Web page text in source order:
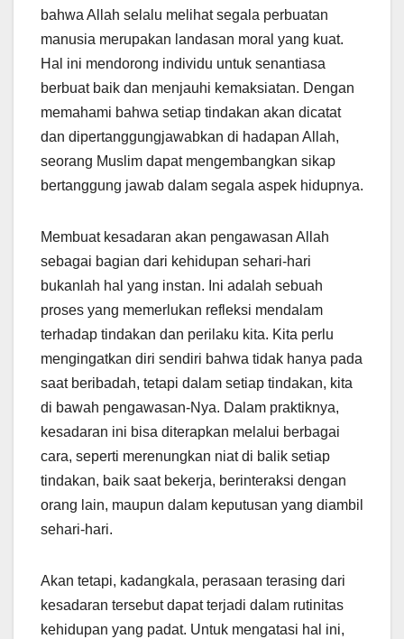
bahwa Allah selalu melihat segala perbuatan
manusia merupakan landasan moral yang kuat.
Hal ini mendorong individu untuk senantiasa
berbuat baik dan menjauhi kemaksiatan. Dengan
memahami bahwa setiap tindakan akan dicatat
dan dipertanggungjawabkan di hadapan Allah,
seorang Muslim dapat mengembangkan sikap
bertanggung jawab dalam segala aspek hidupnya.
Membuat kesadaran akan pengawasan Allah
sebagai bagian dari kehidupan sehari-hari
bukanlah hal yang instan. Ini adalah sebuah
proses yang memerlukan refleksi mendalam
terhadap tindakan dan perilaku kita. Kita perlu
mengingatkan diri sendiri bahwa tidak hanya pada
saat beribadah, tetapi dalam setiap tindakan, kita
di bawah pengawasan-Nya. Dalam praktiknya,
kesadaran ini bisa diterapkan melalui berbagai
cara, seperti merenungkan niat di balik setiap
tindakan, baik saat bekerja, berinteraksi dengan
orang lain, maupun dalam keputusan yang diambil
sehari-hari.
Akan tetapi, kadangkala, perasaan terasing dari
kesadaran tersebut dapat terjadi dalam rutinitas
kehidupan yang padat. Untuk mengatasi hal ini,